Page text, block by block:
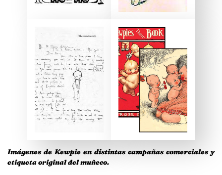
Imágenes de Kewpie en distintas campañas comerciales y
etiqueta original del muñeco.